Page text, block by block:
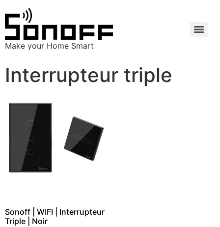
Make your Home Smart
Interrupteur triple
Sonoff | WIFI | Interrupteur
Triple | Noir